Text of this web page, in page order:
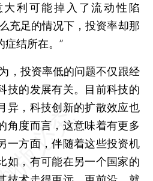
大利可能掉入了流动性陷
充足的情况下，投资率却那
症结所在。”
投资率低的问题不仅跟经
技的发展有关。目前科技的
异，科技创新的扩散效应也
角度而言，这意味着有更多
一方面，伴随着这些投资机
如，有可能在另一个国家的